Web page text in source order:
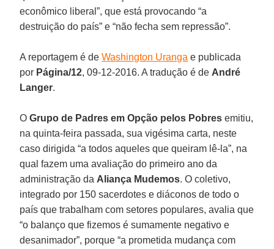
econômico liberal”, que está provocando “a
destruição do país” e “não fecha sem repressão”.
A reportagem é deWashington Uranga e publicada
por Página/12, 09-12-2016. A tradução é de André
Langer.
OGrupo de Padres em Opção pelos Pobres emitiu,
na quinta-feira passada, sua vigésima carta, neste
caso dirigida “a todos aqueles que queiram lê-la”, na
qual fazem uma avaliação do primeiro ano da
administração da Aliança Mudemos. O coletivo,
integrado por 150 sacerdotes e diáconos de todo o
país que trabalham com setores populares, avalia que
“o balanço que fizemos é sumamente negativo e
desanimador”, porque “a prometida mudança com